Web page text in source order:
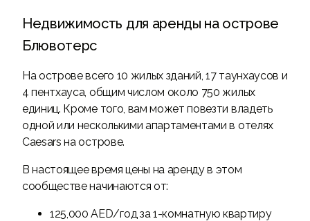
Недвижимость для аренды на острове
Блювотерс
На острове всего 10 жилых зданий, 17 таунхаусов и
4 пентхауса, общим числом около 750 жилых
единиц. Кроме того, вам может повезти владеть
одной или несколькими апартаментами в отелях
Caesars на острове.
В настоящее время цены на аренду в этом
сообществе начинаются от:
125,000 AED/год за 1-комнатную квартиру